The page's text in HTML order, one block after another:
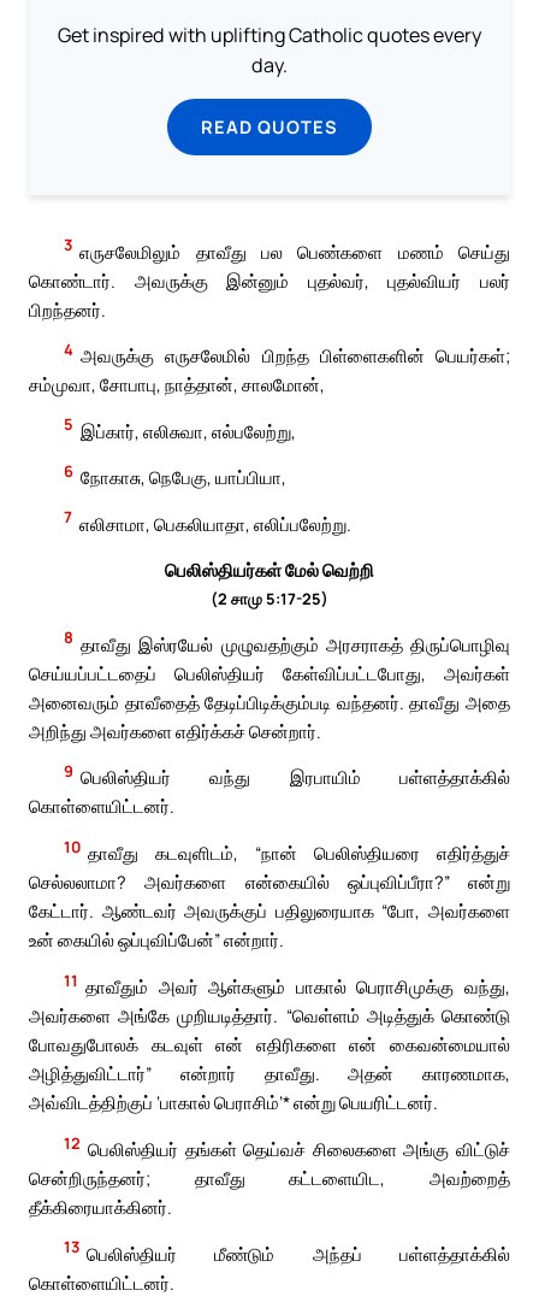
Get inspired with uplifting Catholic quotes every
day.
READ QUOTES
3 எருசலேமிலும் தாவீது பல பெண்களை மணம் செய்து
கொண்டார். அவருக்கு இன்னும் புதல்வர், புதல்வியர் பலர்
பிறந்தனர்.
4 அவருக்கு எருசலேமில் பிறந்த பிள்ளைகளின் பெயர்கள்;
சம்முவா, சோபாபு, நாத்தான், சாலமோன்,
5 இப்கார், எலிசுவா, எல்பலேற்று,
6 நோகாசு, நெபேகு, யாப்பியா,
7 எலிசாமா, பெகலியாதா, எலிப்பலேற்று.
பெலிஸ்தியர்கள் மேல் வெற்றி
(2 சாமு 5:17-25)
8 தாவீது இஸ்ரயேல் முழுவதற்கும் அரசராகத் திருப்பொழிவு
செய்யப்பட்டதைப் பெலிஸ்தியர் கேள்விப்பட்டபோது, அவர்கள்
அனைவரும் தாவீதைத் தேடிப்பிடிக்கும்படி வந்தனர். தாவீது அதை
அறிந்து அவர்களை எதிர்க்கச் சென்றார்.
9 பெலிஸ்தியர் வந்து இரபாயிம் பள்ளத்தாக்கில்
கொள்ளையிட்டனர்.
10 தாவீது கடவுளிடம், “நான் பெலிஸ்தியரை எதிர்த்துச்
செல்லலாமா? அவர்களை என்கையில் ஒப்புவிப்பீரா?” என்று
கேட்டார். ஆண்டவர் அவருக்குப் பதிலுரையாக “போ, அவர்களை
உன் கையில் ஒப்புவிப்பேன்” என்றார்.
11 தாவீதும் அவர் ஆள்களும் பாகால் பெராசிமுக்கு வந்து,
அவர்களை அங்கே முறியடித்தார். “வெள்ளம் அடித்துக் கொண்டு
போவதுபோலக் கடவுள் என் எதிரிகளை என் கைவன்மையால்
அழித்துவிட்டார்” என்றார் தாவீது. அதன் காரணமாக,
அவ்விடத்திற்குப் ‘பாகால் பெராசிம்’* என்று பெயரிட்டனர்.
12 பெலிஸ்தியர் தங்கள் தெய்வச் சிலைகளை அங்கு விட்டுச்
சென்றிருந்தனர்; தாவீது கட்டளையிட, அவற்றைத்
தீக்கிரையாக்கினர்.
13 பெலிஸ்தியர் மீண்டும் அந்தப் பள்ளத்தாக்கில்
கொள்ளையிட்டனர்.